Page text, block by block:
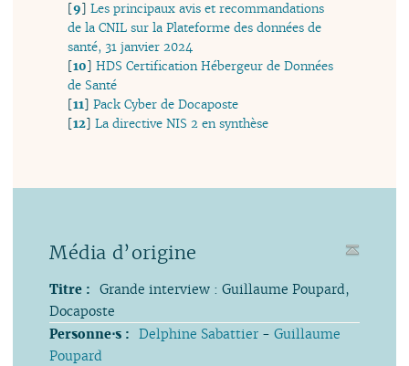
[9]Les principaux avis et recommandations
de la CNIL sur la Plateforme des données de
santé, 31 janvier 2024
[10]HDS Certification Hébergeur de Données
de Santé
[11]Pack Cyber de Docaposte
[12]La directive NIS 2 en synthèse
Média d’origine
Titre : Grande interview : Guillaume Poupard,
Docaposte
Personne⋅s : Delphine Sabattier - Guillaume
Poupard